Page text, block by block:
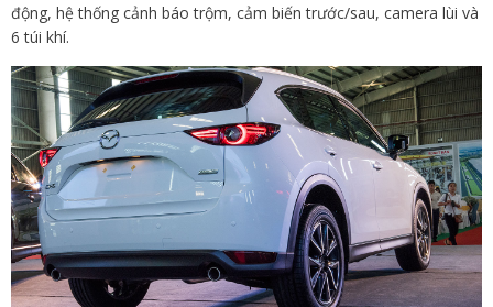
động, hệ thống cảnh báo trộm, cảm biến trước/sau, camera lùi và
6 túi khí.